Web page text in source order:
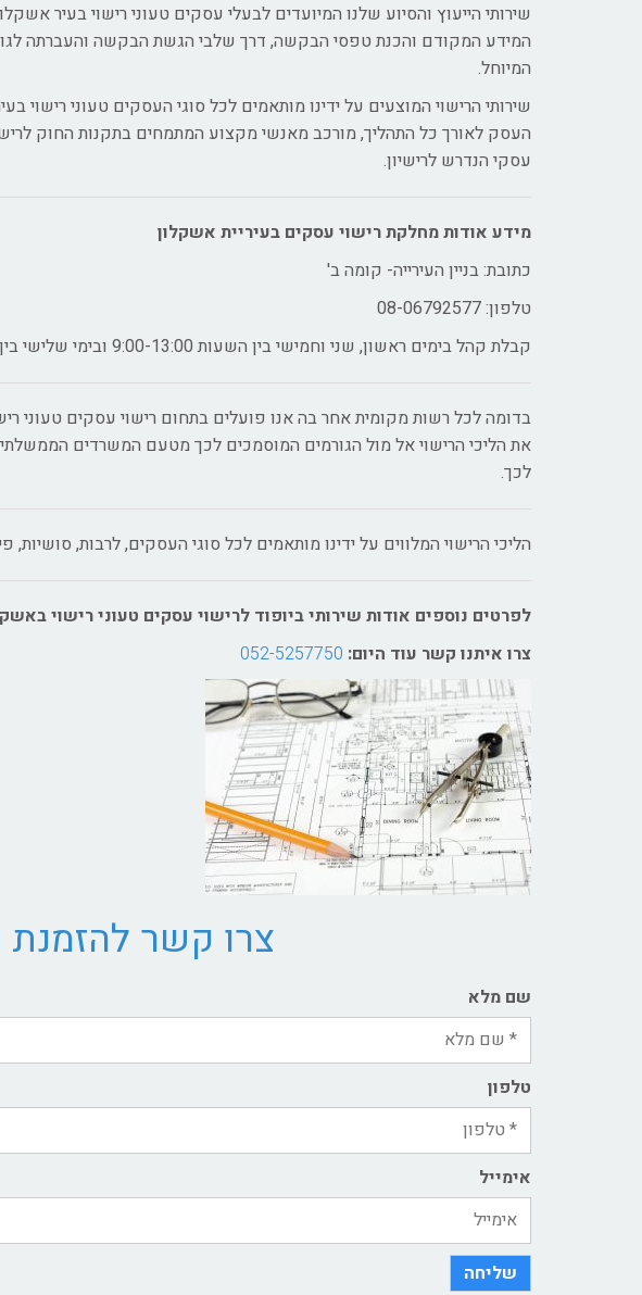
שירותי הייעוץ והסיוע שלנו המיועדים לבעלי עסקים טעוני רישוי בעיר
המידע המקודם והכנת טפסי הבקשה, דרך שלבי הגשת הבקשה והעברתה
המיוחל.
שירותי הרישוי המוצעים על ידינו מותאמים לכל סוגי העסקים טעוני
העסק לאורך כל התהליך, מורכב מאנשי מקצוע המתמחים בתקנות החוק
עסקי הנדרש לרישיון.
מידע אודות מחלקת רישוי עסקים בעיריית אשקלון
כתובת: בניין העירייה- קומה ב'
טלפון: 08-06792577
קבלת קהל בימים ראשון, שני וחמישי בין השעות 9:00-13:00 ובימי שלישי בין השעות 16:00-18:00
בדומה לכל רשות מקומית אחר בה אנו פועלים בתחום רישוי עסקים טעוני
את הליכי הרישוי אל מול הגורמים המוסמכים לכך מטעם המשרדים
לכך.
הליכי הרישוי המלווים על ידינו מותאמים לכל סוגי העסקים, לרבות, סושיות,
לפרטים נוספים אודות שירותי ביופוד לרישוי עסקים טעוני רישוי
צרו איתנו קשר עוד היום: 052-5257750
צרו קשר להזמנת
שם מלא
טלפון
אימייל
שליחה